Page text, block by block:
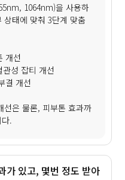
1064nm)을 사용하
태에 맞춰 3단계 맞춤
개선
성 잡티 개선
결 개선
선은 물론, 피부톤 효과까
.
가 있고, 몇번 정도 받아